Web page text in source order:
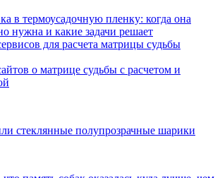
в термоусадочную пленку: когда она
нужна и какие задачи решает
для расчета матрицы судьбы
о матрице судьбы с расчетом и
стеклянные полупрозрачные шарики